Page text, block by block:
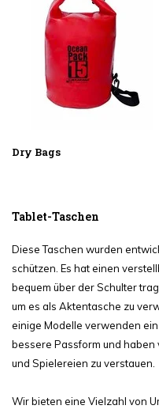
Dry Bags
Tablet-Taschen
Diese Taschen wurden
schützen. Es hat einen
bequem über der Schulter
um es als Aktentasche zu
einige Modelle verwenden
bessere Passform und haben
und Spielereien zu verstauen.
Wir bieten eine Vielzahl von